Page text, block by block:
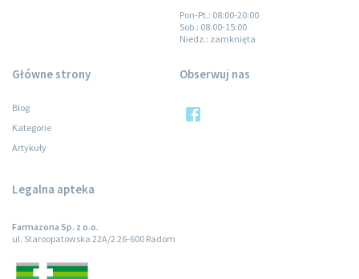
Pon-Pt.: 08:00-20:00
Sob.: 08:00-15:00
Niedz.: zamknięta
Główne strony
Blog
Kategorie
Artykuły
Legalna apteka
Farmazona Sp. z o.o.
ul. Staroopatowska 22A/2 26-600 Radom
Obserwuj nas